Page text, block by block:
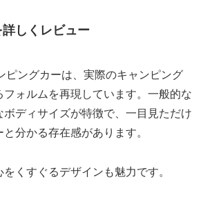
しくレビュー
ピングカーは、実際のキャンピング
フォルムを再現しています。一般的な
ボディサイズが特徴で、一目見ただけ
分かる存在感があります。
くすぐるデザインも魅力です。